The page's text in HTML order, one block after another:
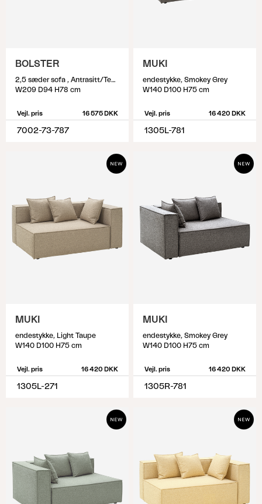
BOLSTER
2,5 sæder sofa , Antrasitt/Teddy Grey
W209 D94 H78 cm
Vejl. pris 16 575 DKK
7002-73-787
MUKI
endestykke, Smokey Grey
W140 D100 H75 cm
Vejl. pris 16 420 DKK
1305L-781
MUKI
endestykke, Light Taupe
W140 D100 H75 cm
Vejl. pris 16 420 DKK
1305L-271
MUKI
endestykke, Smokey Grey
W140 D100 H75 cm
Vejl. pris 16 420 DKK
1305R-781